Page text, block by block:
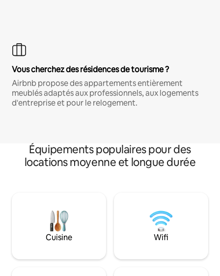
Vous cherchez des résidences de tourisme ?
Airbnb propose des appartements entièrement
meublés adaptés aux professionnels, aux logements
d'entreprise et pour le relogement.
Équipements populaires pour des
locations moyenne et longue durée
Cuisine Wifi